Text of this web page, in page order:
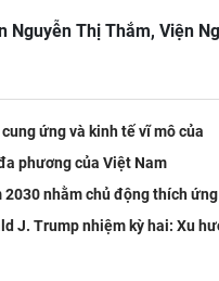
Nguyễn Thị Thắm, Viện
ứng và kinh tế vĩ mô của
phương của Việt Nam
nhằm chủ động thích
J. Trump nhiệm kỳ hai: Xu